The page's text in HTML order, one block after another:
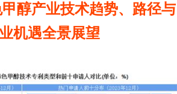
醇产业技术趋势、路径与
机遇全景展望